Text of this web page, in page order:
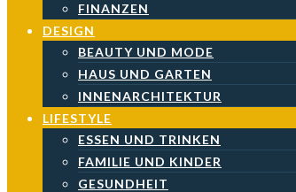
FINANZEN
DESIGN
BEAUTY UND MODE
HAUS UND GARTEN
INNENARCHITEKTUR
LIFESTYLE
ESSEN UND TRINKEN
FAMILIE UND KINDER
GESUNDHEIT